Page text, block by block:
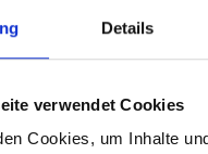
Details
verwendet Cookies
Cookies, um Inhalte